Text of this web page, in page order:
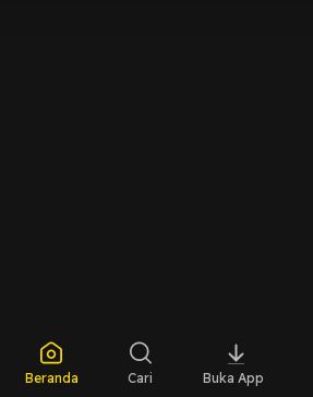
Beranda Cari Buka App